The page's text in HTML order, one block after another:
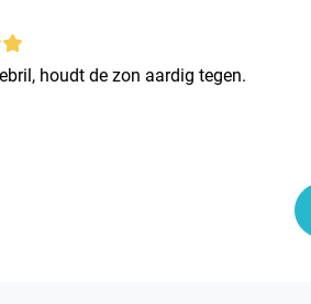
houdt de zon aardig tegen.